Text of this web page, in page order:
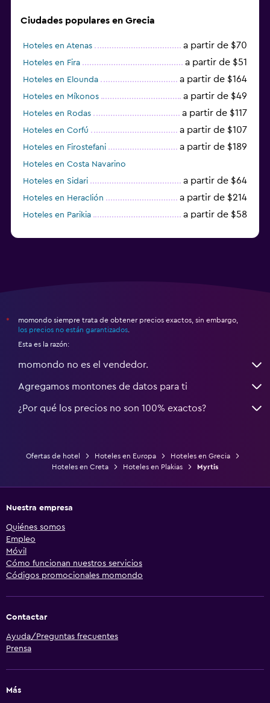
Ciudades populares en Grecia
Hoteles en Atenas a partir de $70
Hoteles en Fira a partir de $51
Hoteles en Elounda a partir de $164
Hoteles en Míkonos a partir de $49
Hoteles en Rodas a partir de $117
Hoteles en Corfú a partir de $107
Hoteles en Firostefani a partir de $189
Hoteles en Costa Navarino
Hoteles en Sidari
a partir de $64
Hoteles en Heraclión a partir de $214
Hoteles en Parikia a partir de $58
*
momondo siempre trata de obtener precios exactos, sin embargo,
los precios no están garantizados
Esta es la razón:
momondo no es el vendedor.
Agregamos montones de datos para ti
¿Por qué los precios no son 100% exactos?
Ofertas de hotel Hoteles en Europa
Hoteles en Grecia
Hoteles en Creta
Hoteles en Plakias Myrtis
Nuestra empresa
Quiénes somos
Empleo
Móvil
Cómo funcionan nuestros servicios
Códigos promocionales momondo
Contactar
Ayuda/Preguntas frecuentes
Prensa
Más